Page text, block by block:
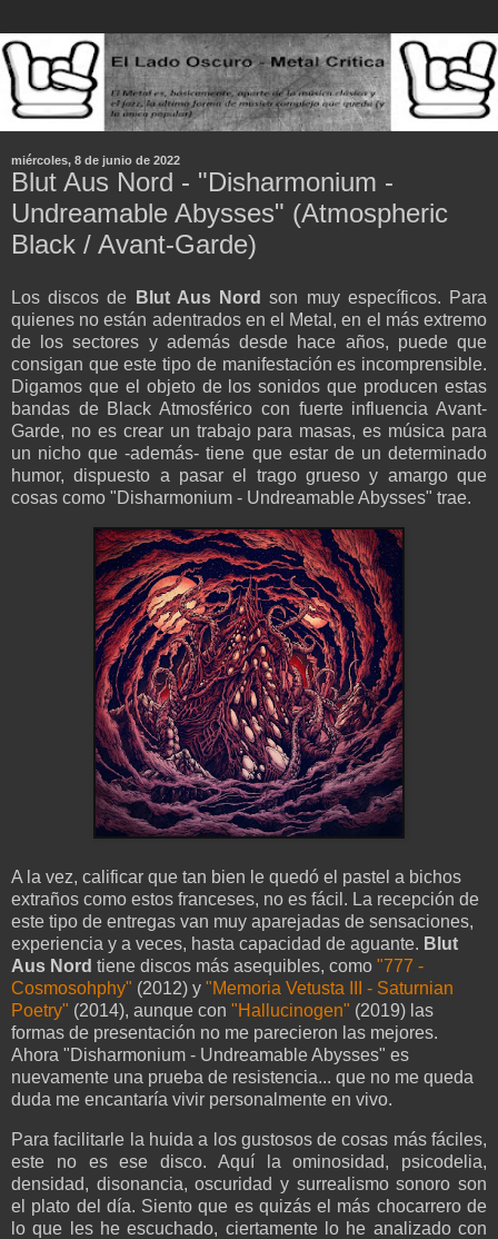
miércoles, 8 de junio de 2022
Blut Aus Nord - "Disharmonium -
Undreamable Abysses" (Atmospheric
Black / Avant-Garde)
Los discos de Blut Aus Nord son muy específicos. Para
quienes no están adentrados en el Metal, en el más extremo
de los sectores y además desde hace años, puede que
consigan que este tipo de manifestación es incomprensible.
Digamos que el objeto de los sonidos que producen estas
bandas de Black Atmosférico con fuerte influencia Avant-
Garde, no es crear un trabajo para masas, es música para
un nicho que -además- tiene que estar de un determinado
humor, dispuesto a pasar el trago grueso y amargo que
cosas como "Disharmonium - Undreamable Abysses" trae.
A la vez, calificar que tan bien le quedó el pastel a bichos
extraños como estos franceses, no es fácil. La recepción de
este tipo de entregas van muy aparejadas de sensaciones,
experiencia y a veces, hasta capacidad de aguante. Blut
Aus Nord tiene discos más asequibles, como "777 -
Cosmosohphy" (2012) y "Memoria Vetusta III - Saturnian
Poetry" (2014), aunque con "Hallucinogen" (2019) las
formas de presentación no me parecieron las mejores.
Ahora "Disharmonium - Undreamable Abysses" es
nuevamente una prueba de resistencia... que no me queda
duda me encantaría vivir personalmente en vivo.
Para facilitarle la huida a los gustosos de cosas más fáciles,
este no es ese disco. Aquí la ominosidad, psicodelia,
densidad, disonancia, oscuridad y surrealismo sonoro son
el plato del día. Siento que es quizás el más chocarrero de
lo que les he escuchado, ciertamente lo he analizado con